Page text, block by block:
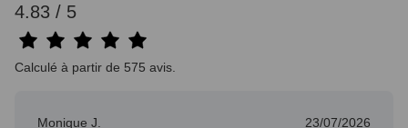
4.83 / 5
Calculé à partir de 575 avis.
Monique J. 23/07/2026